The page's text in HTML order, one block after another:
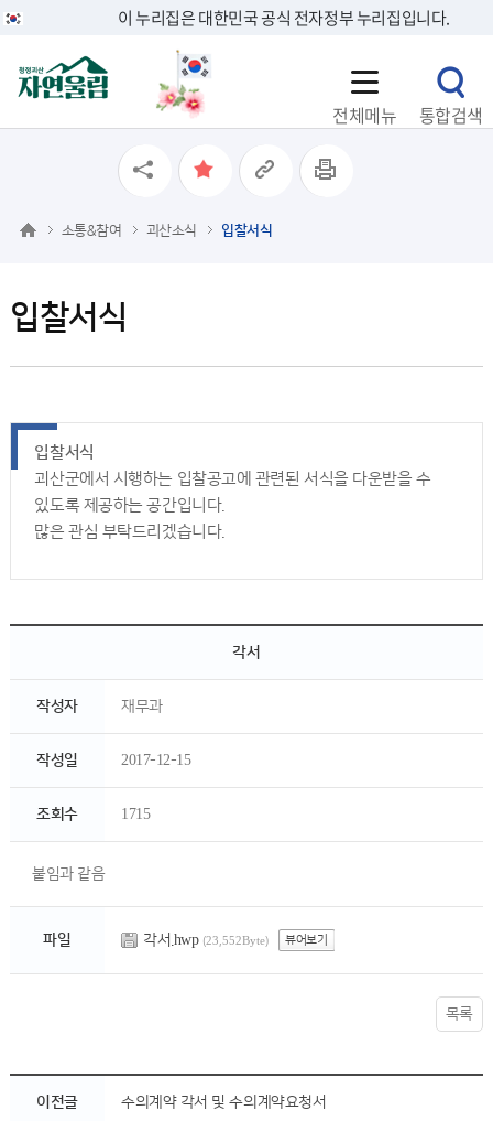
이 누리집은 대한민국 공식 전자정부 누리집입니다.
전체메뉴 통합검색
입찰서식
소통&참여 괴산소식 입찰서식
입찰서식
괴산군에서 시행하는 입찰공고에 관련된 서식을 다운받을 수
있도록 제공하는 공간입니다.
많은 관심 부탁드리겠습니다.
각서
작성자 재무과
작성일 2017-12-15
조회수 1715
붙임과 같음
파일 각서.hwp (23,552Byte) 뷰어보기
목록
이전글 수의계약 각서 및 수의계약요청서